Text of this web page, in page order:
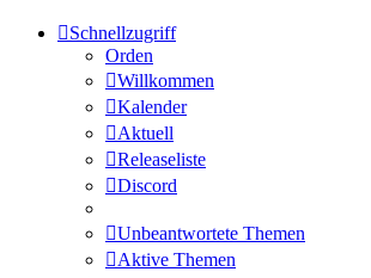
Schnellzugriff
Orden
Willkommen
Kalender
Aktuell
Releaseliste
Discord
Unbeantwortete Themen
Aktive Themen